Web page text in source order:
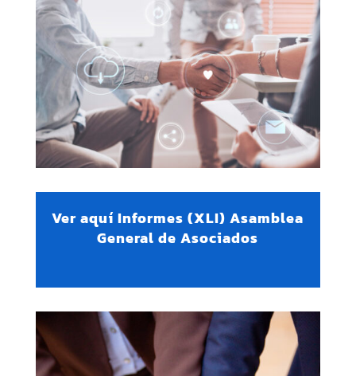
Ver aquí Informes (XLI) Asamblea
General de Asociados